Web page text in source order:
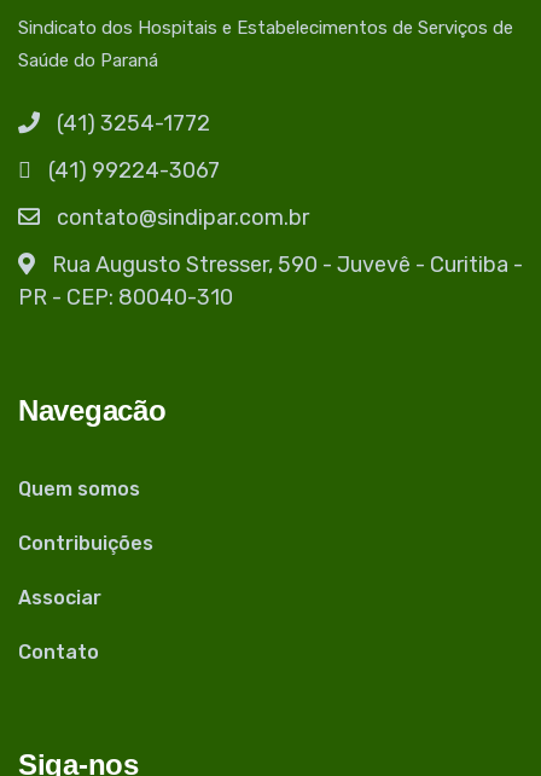
Sindicato dos Hospitais e Estabelecimentos de Serviços de
Saúde do Paraná
(41) 3254-1772
(41) 99224-3067
contato@sindipar.com.br
Rua Augusto Stresser, 590 - Juvevê - Curitiba -
PR - CEP: 80040-310
Navegacão
Quem somos
Contribuições
Associar
Contato
Siga-nos